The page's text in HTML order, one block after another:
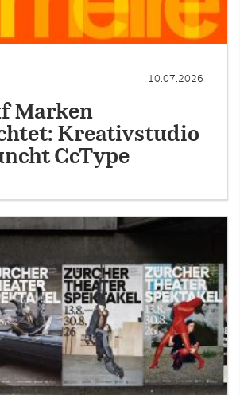
10.07.2026
Marken
Kreativstudio
CcType